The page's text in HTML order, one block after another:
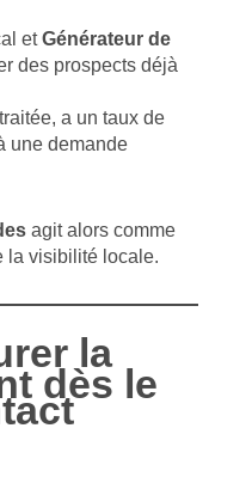
etGénérateur de
des prospects déjà
a un taux de
une demande
agit alors comme
la visibilité locale.
la
dès le